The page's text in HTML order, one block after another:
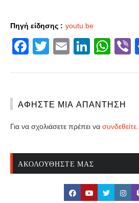
Πηγή είδησης : youtu.be
Facebook
Twitter
Email
ΑΦΉΣΤΕ ΜΙΑ ΑΠΆΝΤΗΣΗ
Για να σχολιάσετε πρέπει να συνδεθείτε
ΑΚΟΛΟΥΘΉΣΤΕ ΜΑΣ